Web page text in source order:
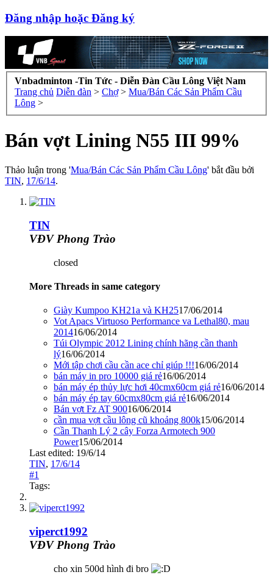
Đăng nhập hoặc Đăng ký
Vnbadminton -Tin Tức - Diễn Đàn Cầu Lông Việt Nam
Trang chủ Diễn đàn > Chợ > Mua/Bán Các Sản Phẩm Cầu
Lông >
Bán vợt Lining N55 III 99%
Thảo luận trong 'Mua/Bán Các Sản Phẩm Cầu Lông' bắt đầu bởi
TIN, 17/6/14.
TIN
VĐV Phong Trào
closed
More Threads in same category
Giày Kumpoo KH21a và KH2517/06/2014
Vot Apacs Virtuoso Performance va Lethal80, mau
201416/06/2014
Túi Olympic 2012 Lining chính hãng cần thanh
lý16/06/2014
Mới tập chơi cầu cần ace chỉ giúp !!!16/06/2014
bán máy in pro 10000 giá rẻ16/06/2014
bán máy ép thủy lực hơi 40cmx60cm giá rẻ16/06/2014
bán máy ép tay 60cmx80cm giá rẻ16/06/2014
Bán vợt Fz AT 90016/06/2014
cần mua vợt cầu lông cũ khoảng 800k15/06/2014
Cần Thanh Lý 2 cây Forza Armotech 900
Power15/06/2014
Last edited: 19/6/14
TIN, 17/6/14
#1
Tags:
viperct1992
VĐV Phong Trào
cho xin 500d hình đi bro